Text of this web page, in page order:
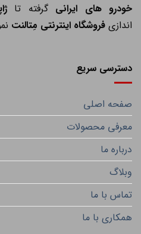
خودرو های ایرانیگرفته تا
اندازیفروشگاه اینترنتی مِتالنت
دسترسی سریع
صفحه اصلی
معرفی محصولات
درباره ما
وبلاگ
تماس با ما
همکاری با ما